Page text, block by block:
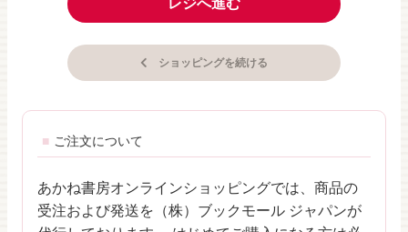
ショッピングを続ける
レジへ進む
ご注文について
あかね書房オンラインショッピングでは、商品の
受注および発送を（株）ブックモール ジャパンが